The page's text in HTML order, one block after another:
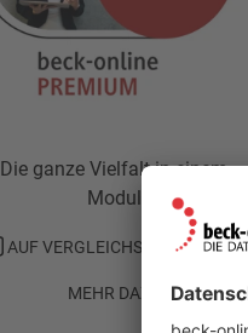
Die ganze Vielfalt in einem
Modul
AUF VERGLEICHSLISTE
MEHR DAZU